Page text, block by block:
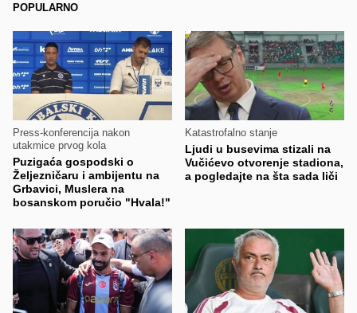
POPULARNO
Press-konferencija nakon
utakmice prvog kola
Puzigaća gospodski o
Željezničaru i ambijentu na
Grbavici, Muslera na
bosanskom poručio "Hvala!"
Katastrofalno stanje
Ljudi u busevima stizali na
Vučićevo otvorenje stadiona,
a pogledajte na šta sada liči